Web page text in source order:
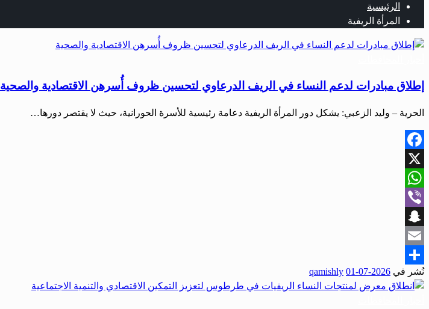
الرئيسية
المرأة الريفية
إطلاق مبادرات لدعم النساء في الريف الدرعاوي لتحسين ظروف أُسرهن الاقتصادية والصحية
الحرية – وليد الزعبي: يشكل دور المرأة الريفية دعامة رئيسية للأسرة الحورانية، حيث لا يقتصر دورها…
Facebook
X
WhatsApp
Viber
Snapchat
Email
Share
نُشر في 2026-07-01
qamishly